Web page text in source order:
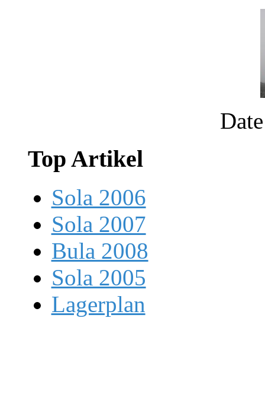
Top Artikel
Sola 2006
Sola 2007
Bula 2008
Sola 2005
Lagerplan